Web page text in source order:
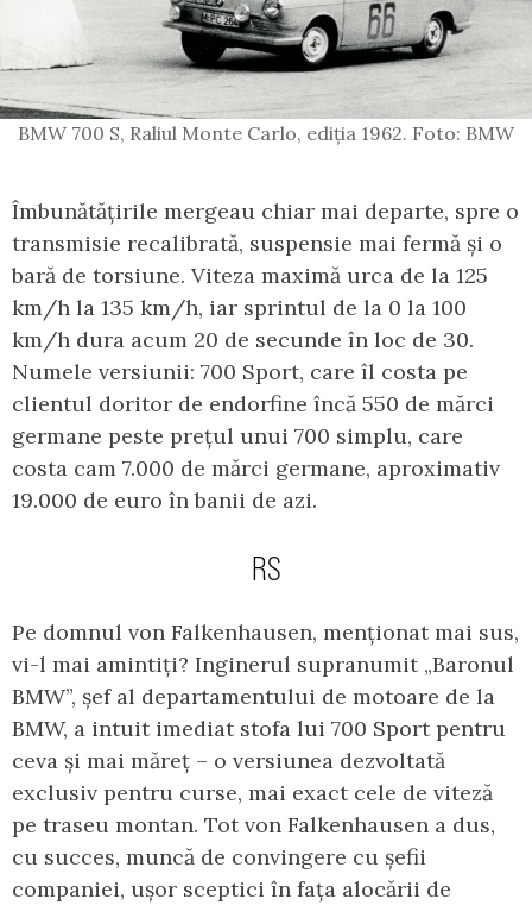
BMW 700 S, Raliul Monte Carlo, ediția 1962. Foto: BMW
Îmbunătățirile mergeau chiar mai departe, spre o
transmisie recalibrată, suspensie mai fermă și o
bară de torsiune. Viteza maximă urca de la 125
km/h la 135 km/h, iar sprintul de la 0 la 100
km/h dura acum 20 de secunde în loc de 30.
Numele versiunii: 700 Sport, care îl costa pe
clientul doritor de endorfine încă 550 de mărci
germane peste prețul unui 700 simplu, care
costa cam 7.000 de mărci germane, aproximativ
19.000 de euro în banii de azi.
RS
Pe domnul von Falkenhausen, menționat mai sus,
vi-l mai amintiți? Inginerul supranumit „Baronul
BMW”, șef al departamentului de motoare de la
BMW, a intuit imediat stofa lui 700 Sport pentru
ceva și mai măreț – o versiunea dezvoltată
exclusiv pentru curse, mai exact cele de viteză
pe traseu montan. Tot von Falkenhausen a dus,
cu succes, muncă de convingere cu șefii
companiei, ușor sceptici în fața alocării de